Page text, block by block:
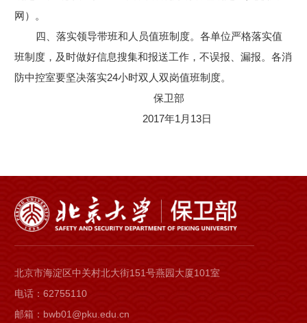
网）。
四、落实领导带班和人员值班制度。各单位严格落实值
班制度，及时做好信息搜集和报送工作，不误报、漏报。各消
防中控室要坚决落实24小时双人双岗值班制度。
保卫部
2017年1月13日
北京市海淀区中关村北大街151号燕园大厦101室
电话：62755110
邮箱：bwb01@pku.edu.cn